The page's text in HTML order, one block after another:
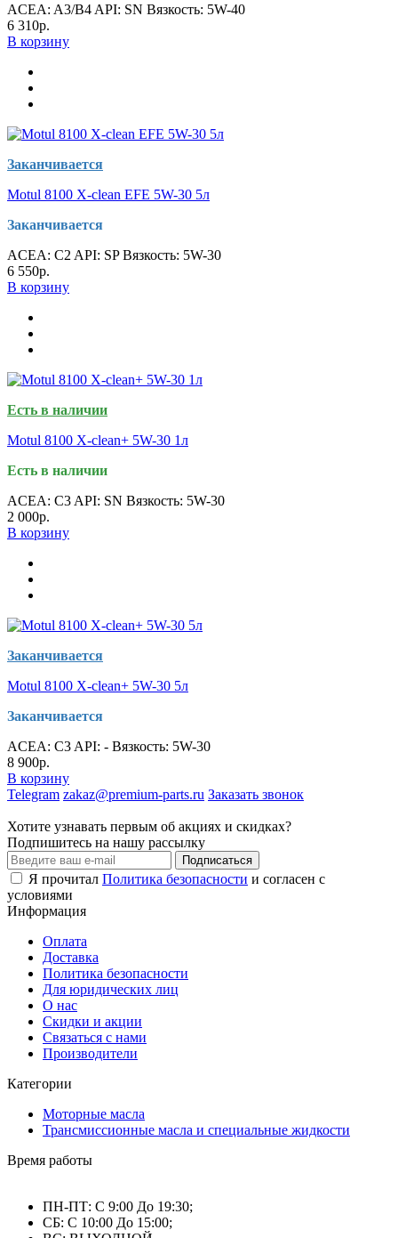
ACEA: A3/B4 API: SN Вязкость: 5W-40
6 310р.
В корзину
Заканчивается
Motul 8100 X-clean EFE 5W-30 5л
Заканчивается
ACEA: C2 API: SP Вязкость: 5W-30
6 550р.
В корзину
Есть в наличии
Motul 8100 X-clean+ 5W-30 1л
Есть в наличии
ACEA: C3 API: SN Вязкость: 5W-30
2 000р.
В корзину
Заканчивается
Motul 8100 X-clean+ 5W-30 5л
Заканчивается
ACEA: C3 API: - Вязкость: 5W-30
8 900р.
В корзину
Telegram zakaz@premium-parts.ru Заказать звонок
Хотите узнавать первым об акциях и скидках?
Подпишитесь на нашу рассылку
Подписаться
Я прочитал Политика безопасности и согласен с
условиями
Информация
Оплата
Доставка
Политика безопасности
Для юридических лиц
О нас
Скидки и акции
Связаться с нами
Производители
Категории
Моторные масла
Трансмиссионные масла и специальные жидкости
Время работы
ПН-ПТ: С 9:00 До 19:30;
СБ: С 10:00 До 15:00;